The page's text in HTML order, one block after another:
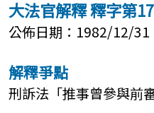
大法官解釋 釋字第
公佈日期：1982/12/31
解釋爭點
刑訴法「推事曾參與前